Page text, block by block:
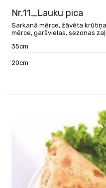
Nr.11_Lauku pica
Sarkanā mērce, žāvēta
mērce, garšvielas, sezonas
35cm
20cm